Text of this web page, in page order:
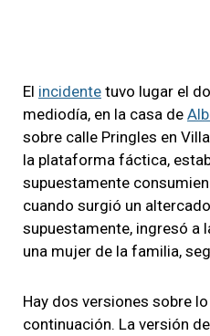
El incidente tuvo lugar el
mediodía, en la casa de
sobre calle Pringles en
la plataforma fáctica,
supuestamente
cuando surgió un
supuestamente, ingresó a
una mujer de la familia,
Hay dos versiones sobre
continuación. La versión